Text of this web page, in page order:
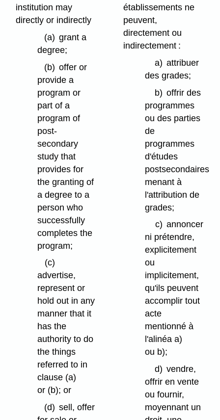
institution may
directly or indirectly
(a) grant a
degree;
(b) offer or
provide a
program or
part of a
program of
post-
secondary
study that
provides for
the granting of
a degree to a
person who
successfully
completes the
program;
(c)
advertise,
represent or
hold out in any
manner that it
has the
authority to do
the things
referred to in
clause (a)
or (b); or
(d) sell, offer
établissements ne
peuvent,
directement ou
indirectement :
a) attribuer
des grades;
b) offrir des
programmes
ou des parties
de
programmes
d'études
postsecondaires
menant à
l'attribution de
grades;
c) annoncer
ni prétendre,
explicitement
ou
implicitement,
qu'ils peuvent
accomplir tout
acte
mentionné à
l'alinéa a)
ou b);
d) vendre,
offrir en vente
ou fournir,
moyennant un